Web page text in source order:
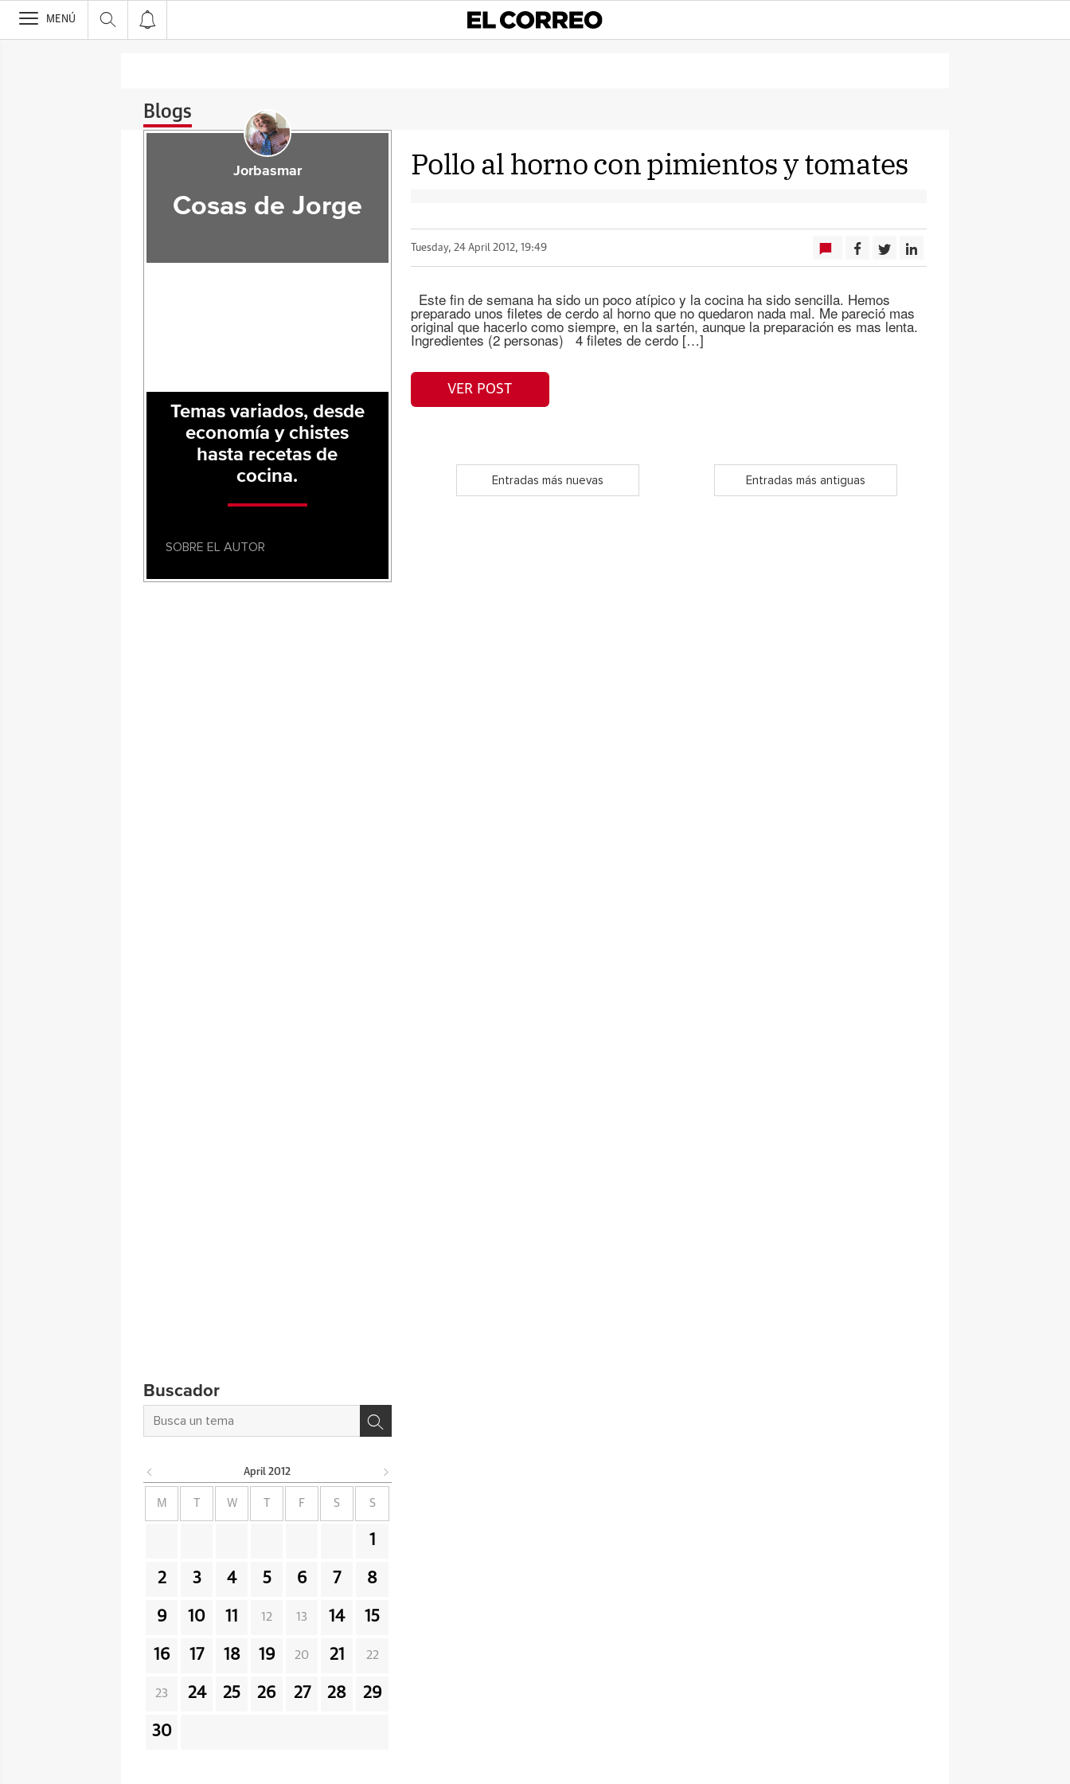
>
MENÚ
Blogs
Pollo al horno con pimientos y tomates
Tuesday, 24 April 2012, 19:49
Este fin de semana ha sido un poco atípico y la cocina ha sido sencilla. Hemos
preparado unos filetes de cerdo al horno que no quedaron nada mal. Me pareció mas
original que hacerlo como siempre, en la sartén, aunque la preparación es mas lenta.
Ingredientes (2 personas) 4 filetes de cerdo […]
VER POST
Entradas más nuevas Entradas más antiguas
Jorbasmar
Cosas de Jorge
Temas variados, desde
economía y chistes
hasta recetas de
cocina.
SOBRE EL AUTOR
Buscador
April 2012
M W F S S
1
2 3 4 5 6 7 8
9 10 11 12 13 14 15
16 17 18 19 20 21 22
23 24 25 26 27 28 29
30